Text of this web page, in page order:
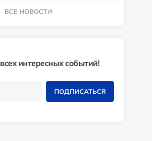
ВСЕ НОВОСТИ
всех интересных событий!
ПОДПИСАТЬСЯ